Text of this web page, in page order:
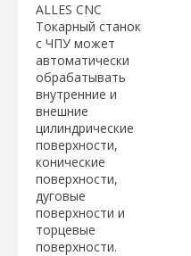
ALLES CNC
Токарный станок
с ЧПУ может
автоматически
обрабатывать
внутренние и
внешние
цилиндрические
поверхности,
конические
поверхности,
дуговые
поверхности и
торцевые
поверхности.